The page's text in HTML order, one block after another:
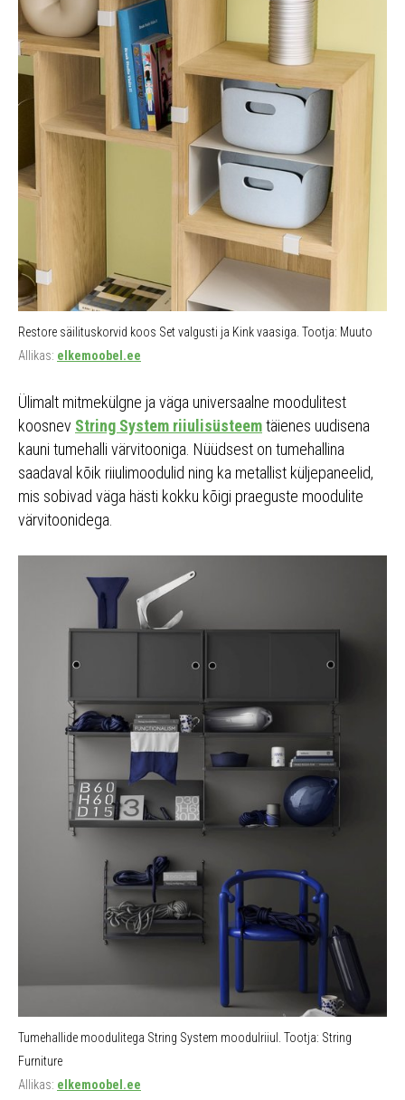
Restore säilituskorvid koos Set valgusti ja Kink vaasiga. Tootja: Muuto
Allikas: elkemoobel.ee
Ülimalt mitmekülgne ja väga universaalne moodulitest
koosnev String System riiulisüsteemtäienes uudisena
kauni tumehalli värvitooniga. Nüüdsest on tumehallina
saadaval kõik riiulimoodulid ning ka metallist küljepaneelid,
mis sobivad väga hästi kokku kõigi praeguste moodulite
värvitoonidega.
Tumehallide moodulitega String System moodulriiul. Tootja: String
Furniture
Allikas: elkemoobel.ee